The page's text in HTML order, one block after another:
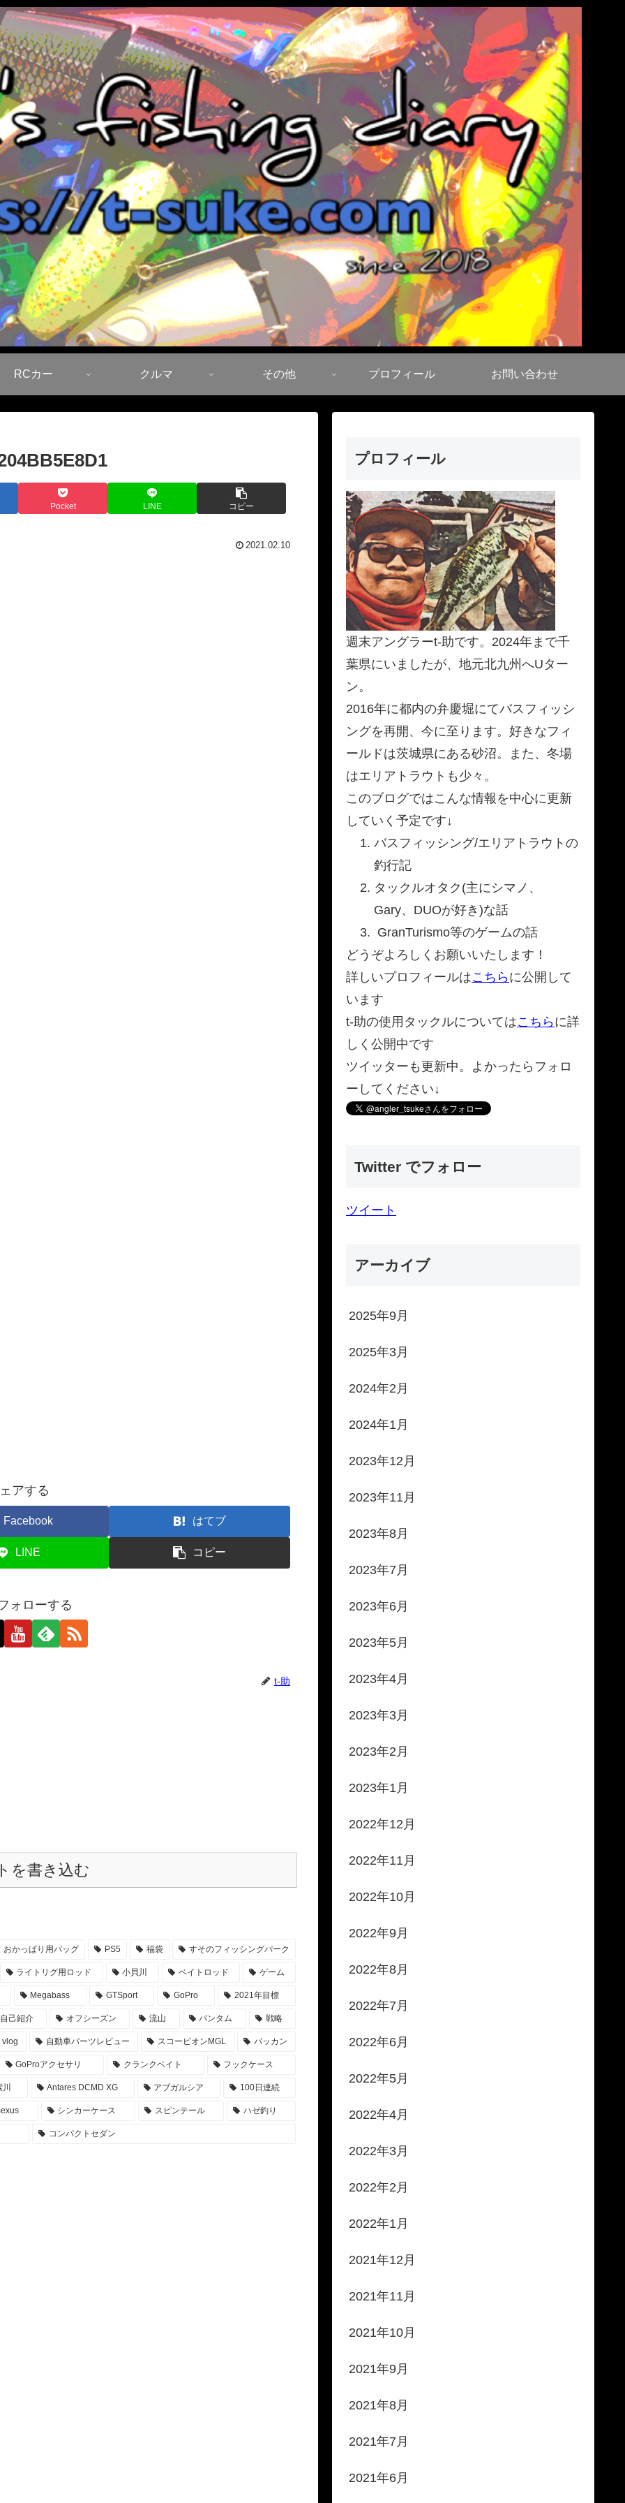
RCカー クルマ その他 プロフィール お問い合わせ
Pocket LINE コピー
2021.02.10
アする
Facebook はてブ
LINE コピー
ォローする
t-助
を書き込む
おかっぱり用バッグ PS5 福袋 すそのフィッシングパーク
ライトリグ用ロッド 小貝川 ベイトロッド ゲーム
Megabass GTSport GoPro 2021年目標
自己紹介 オフシーズン 流山 バンタム 戦略
vlog 自動車パーツレビュー スコーピオンMGL バッカン
GoProアクセサリ クランクベイト フックケース
Antares DCMD XG アブガルシア 100日連続
シンカーケース スピンテール ハゼ釣り
コンパクトセダン
プロフィール
週末アングラーt-助です。2024年まで千
葉県にいましたが、地元北九州へUター
ン。
2016年に都内の弁慶堀にてバスフィッシ
ングを再開、今に至ります。好きなフィ
ールドは茨城県にある砂沼。また、冬場
はエリアトラウトも少々。
このブログではこんな情報を中心に更新
していく予定です↓
バスフィッシング/エリアトラウトの
釣行記
タックルオタク(主にシマノ、
Gary、DUOが好き)な話
GranTurismo等のゲームの話
どうぞよろしくお願いいたします！
詳しいプロフィールはこちらに公開して
います
t-助の使用タックルについてはこちらに詳
しく公開中です
ツイッターも更新中。よかったらフォロ
ーしてください↓
Twitter でフォロー
ツイート
アーカイブ
2025年9月
2025年3月
2024年2月
2024年1月
2023年12月
2023年11月
2023年8月
2023年7月
2023年6月
2023年5月
2023年4月
2023年3月
2023年2月
2023年1月
2022年12月
2022年11月
2022年10月
2022年9月
2022年8月
2022年7月
2022年6月
2022年5月
2022年4月
2022年3月
2022年2月
2022年1月
2021年12月
2021年11月
2021年10月
2021年9月
2021年8月
2021年7月
2021年6月